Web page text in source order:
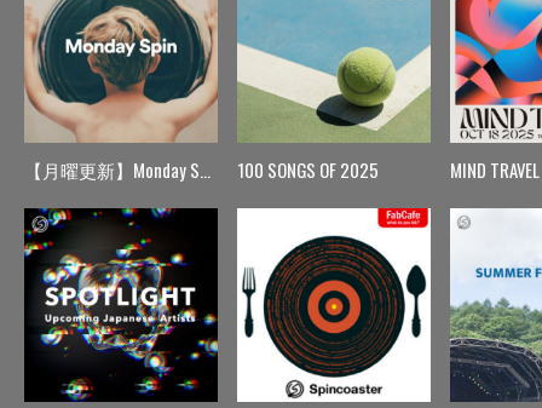
【月曜更新】Monday Spin 100 SONGS OF 2025 MIND TRAVEL